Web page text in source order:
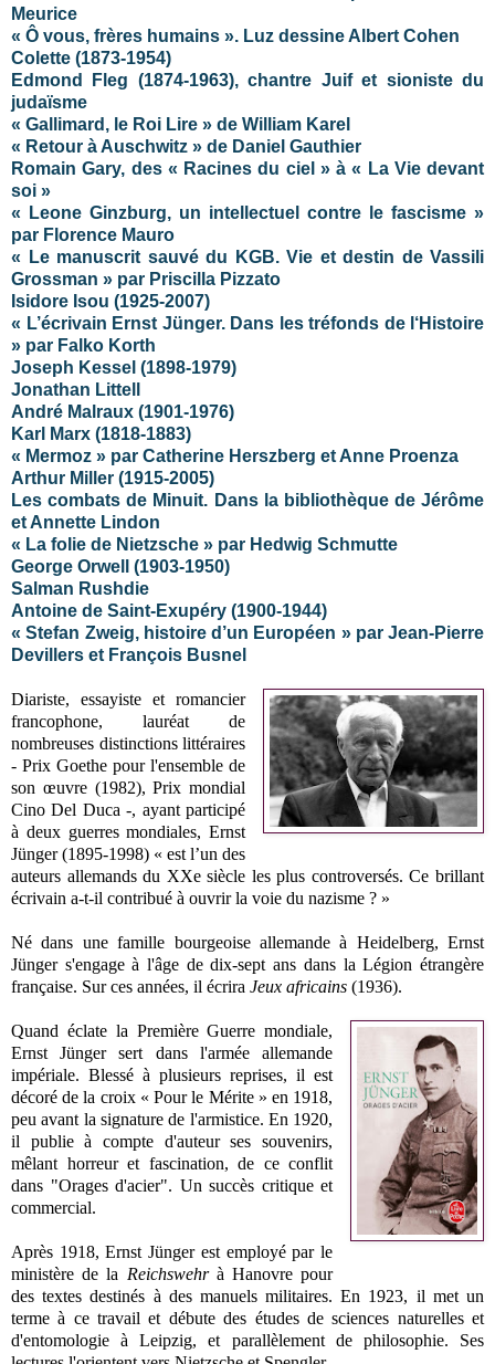
Meurice
« Ô vous, frères humains ». Luz dessine Albert Cohen
Colette (1873-1954)
Edmond Fleg (1874-1963), chantre Juif et sioniste du
judaïsme
« Gallimard, le Roi Lire » de William Karel
« Retour à Auschwitz » de Daniel Gauthier
Romain Gary, des « Racines du ciel » à « La Vie devant
soi »
« Leone Ginzburg, un intellectuel contre le fascisme »
par Florence Mauro
« Le manuscrit sauvé du KGB. Vie et destin de Vassili
Grossman » par Priscilla Pizzato
Isidore Isou (1925-2007)
« L’écrivain Ernst Jünger. Dans les tréfonds de l‘Histoire
» par Falko Korth
Joseph Kessel (1898-1979)
Jonathan Littell
André Malraux (1901-1976)
Karl Marx (1818-1883)
« Mermoz » par Catherine Herszberg et Anne Proenza
Arthur Miller (1915-2005)
Les combats de Minuit. Dans la bibliothèque de Jérôme
et Annette Lindon
« La folie de Nietzsche » par Hedwig Schmutte
George Orwell (1903-1950)
Salman Rushdie
Antoine de Saint-Exupéry (1900-1944)
« Stefan Zweig, histoire d’un Européen » par Jean-Pierre
Devillers et François Busnel
Diariste, essayiste et romancier
francophone, lauréat de
nombreuses distinctions littéraires
- Prix Goethe pour l'ensemble de
son œuvre (1982), Prix mondial
Cino Del Duca -, ayant participé
à deux guerres mondiales, Ernst
Jünger (1895-1998) « est l’un des
auteurs allemands du XXe siècle les plus controversés. Ce brillant
écrivain a-t-il contribué à ouvrir la voie du nazisme ? »
Né dans une famille bourgeoise allemande à Heidelberg, Ernst
Jünger s'engage à l'âge de dix-sept ans dans la Légion étrangère
française. Sur ces années, il écrira Jeux africains (1936).
Quand éclate la Première Guerre mondiale,
Ernst Jünger sert dans l'armée allemande
impériale. Blessé à plusieurs reprises, il est
décoré de la croix « Pour le Mérite » en 1918,
peu avant la signature de l'armistice. En 1920,
il publie à compte d'auteur ses souvenirs,
mêlant horreur et fascination, de ce conflit
dans "Orages d'acier". Un succès critique et
commercial.
Après 1918, Ernst Jünger est employé par le
ministère de la Reichswehrà Hanovre pour
des textes destinés à des manuels militaires. En 1923, il met un
terme à ce travail et débute des études de sciences naturelles et
d'entomologie à Leipzig, et parallèlement de philosophie. Ses